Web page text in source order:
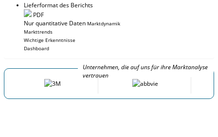
Lieferformat des Berichts
PDF
Nur quantitative Daten Marktdynamik
Markttrends
Wichtige Erkenntnisse
Dashboard
Unternehmen, die auf uns für ihre Marktanalyse
vertrauen